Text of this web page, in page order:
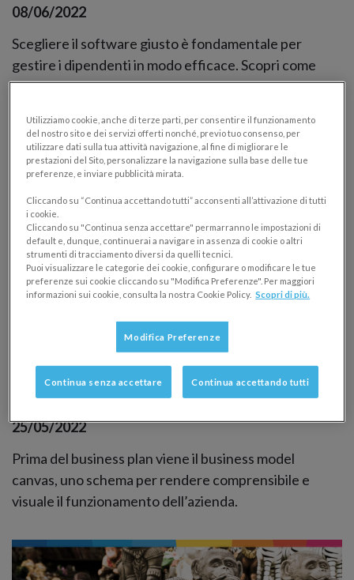
08/06/2022
Scegliere il software giusto è fondamentale per
gestire i dipendenti in modo efficace. Scopri come
prendere la scelta migliore: leggi la guida e scarica la
Business model canvas, lo schema
semplice per ogni modello di business
BUSINESS PLAN
25/05/2022
Prima del business plan viene il business model
canvas, uno schema per rendere comprensibile e
visuale il funzionamento dell’azienda.
Utilizziamo cookie, anche di terze parti, per consentire il funzionamento
del nostro sito e dei servizi offerti nonché, previo tuo consenso, per
utilizzare dati sulla tua attività navigazione, al fine di migliorare le
prestazioni del Sito, personalizzare la navigazione sulla base delle tue
preferenze, e inviare pubblicità mirata.
Cliccando su “Continua accettando tutti” acconsenti all’attivazione di tutti
i cookie.
Cliccando su "Continua senza accettare" permarranno le impostazioni di
default e, dunque, continuerai a navigare in assenza di cookie o altri
strumenti di tracciamento diversi da quelli tecnici.
Puoi visualizzare le categorie dei cookie, configurare o modificare le tue
preferenze sui cookie cliccando su "Modifica Preferenze". Per maggiori
informazioni sui cookie, consulta la nostra Cookie Policy. Scopri di più.
Modifica Preferenze
Continua senza accettare Continua accettando tutti